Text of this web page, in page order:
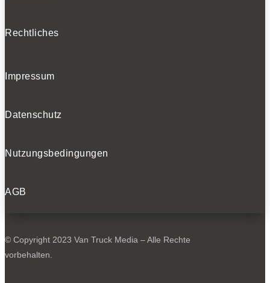
Rechtliches
Impressum
Datenschutz
Nutzungsbedingungen
AGB
© Copyright 2023 Van Truck Media – Alle Rechte
vorbehalten.